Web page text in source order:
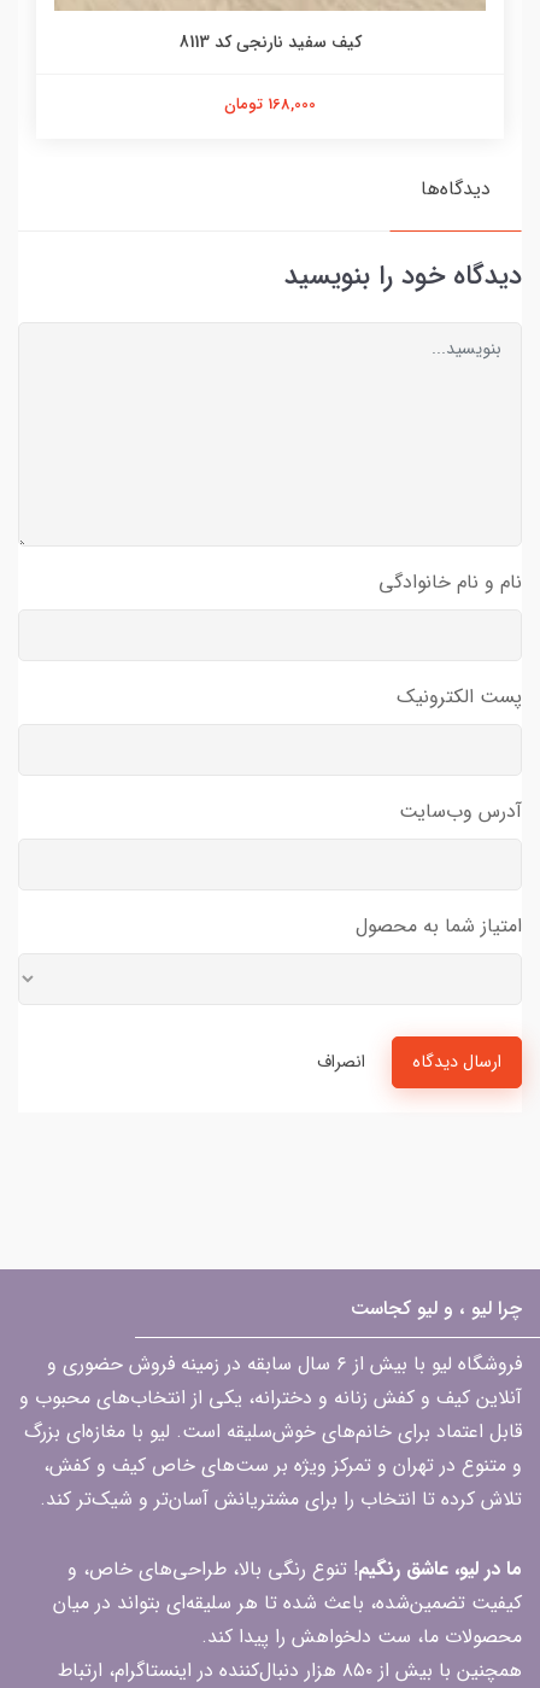
کیف سفید نارنجی کد 8113
168,000 تومان
دیدگاه‌ها
دیدگاه خود را بنویسید
نام و نام خانوادگی
پست الکترونیک
آدرس وب‌سایت
امتیاز شما به محصول
ارسال دیدگاه انصراف
چرا لیو ، و لیو کجاست
فروشگاه لیو با بیش از ۶ سال سابقه در زمینه فروش حضوری و
آنلاین کیف و کفش زنانه و دخترانه، یکی از انتخاب‌های محبوب و
قابل اعتماد برای خانم‌های خوش‌سلیقه است. لیو با مغازه‌ای بزرگ
و متنوع در تهران و تمرکز ویژه بر ست‌های خاص کیف و کفش،
تلاش کرده تا انتخاب را برای مشتریانش آسان‌تر و شیک‌تر کند.
ما در لیو، عاشق رنگیم! تنوع رنگی بالا، طراحی‌های خاص، و
کیفیت تضمین‌شده، باعث شده تا هر سلیقه‌ای بتواند در میان
محصولات ما، ست دلخواهش را پیدا کند.
همچنین با بیش از ۸۵۰ هزار دنبال‌کننده در اینستاگرام، ارتباط